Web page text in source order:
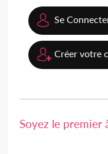
Se
Créer votre
Soyez le premier